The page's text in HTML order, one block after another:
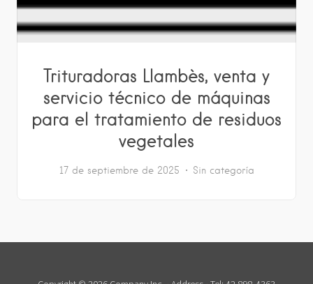
Trituradoras Llambès, venta y
servicio técnico de máquinas
para el tratamiento de residuos
vegetales
17 de septiembre de 2025 Sin categoría